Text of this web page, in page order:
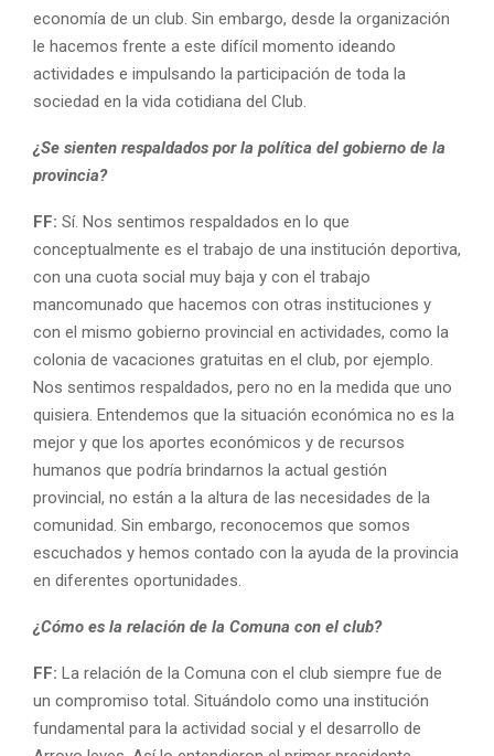
economía de un club. Sin embargo, desde la organización
le hacemos frente a este difícil momento ideando
actividades e impulsando la participación de toda la
sociedad en la vida cotidiana del Club.
¿Se sienten respaldados por la política del gobierno de la
provincia?
FF: Sí. Nos sentimos respaldados en lo que
conceptualmente es el trabajo de una institución deportiva,
con una cuota social muy baja y con el trabajo
mancomunado que hacemos con otras instituciones y
con el mismo gobierno provincial en actividades, como la
colonia de vacaciones gratuitas en el club, por ejemplo.
Nos sentimos respaldados, pero no en la medida que uno
quisiera. Entendemos que la situación económica no es la
mejor y que los aportes económicos y de recursos
humanos que podría brindarnos la actual gestión
provincial, no están a la altura de las necesidades de la
comunidad. Sin embargo, reconocemos que somos
escuchados y hemos contado con la ayuda de la provincia
en diferentes oportunidades.
¿Cómo es la relación de la Comuna con el club?
FF: La relación de la Comuna con el club siempre fue de
un compromiso total. Situándolo como una institución
fundamental para la actividad social y el desarrollo de